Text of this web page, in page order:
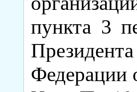
пункта 3
Федерации